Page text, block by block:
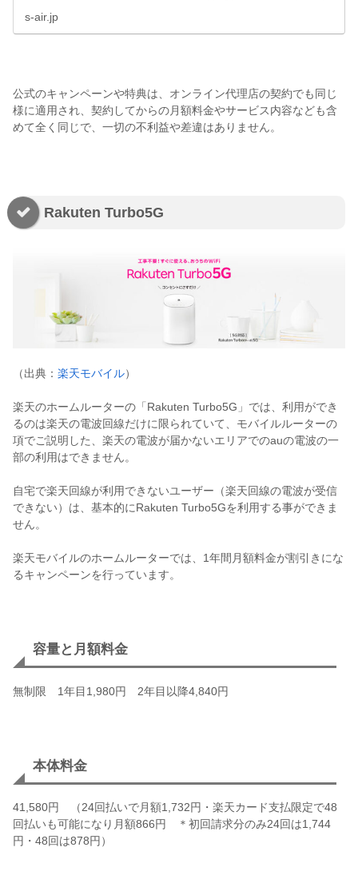
s-air.jp
公式のキャンペーンや特典は、オンライン代理店の契約でも同じ
様に適用され、契約してからの月額料金やサービス内容なども含
めて全く同じで、一切の不利益や差違はありません。
Rakuten Turbo5G
（出典： 楽天モバイル）
楽天のホームルーターの「Rakuten Turbo5G」では、利用ができ
るのは楽天の電波回線だけに限られていて、モバイルルーターの
項でご説明した、楽天の電波が届かないエリアでのauの電波の一
部の利用はできません。
自宅で楽天回線が利用できないユーザー（楽天回線の電波が受信
できない）は、基本的にRakuten Turbo5Gを利用する事ができま
せん。
楽天モバイルのホームルーターでは、1年間月額料金が割引きにな
るキャンペーンを行っています。
容量と月額料金
無制限 1年目1,980円 2年目以降4,840円
本体料金
41,580円 （24回払いで月額1,732円・楽天カード支払限定で48
回払いも可能になり月額866円 ＊初回請求分のみ24回は1,744
円・48回は878円）